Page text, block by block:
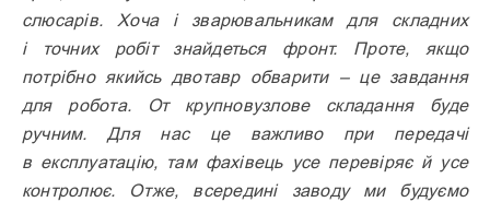
слюсарів. Хоча і зварювальникам для складних
і точних робіт знай­деться фронт. Проте, якщо
потрібно якийсь двотавр обварити – це завдання
для робота. От крупновузлове складання буде
ручним. Для нас це важливо при передачі
в експлуатацію, там фахівець усе перевіряє й усе
контро­лює. Отже, всередині заводу ми будуємо